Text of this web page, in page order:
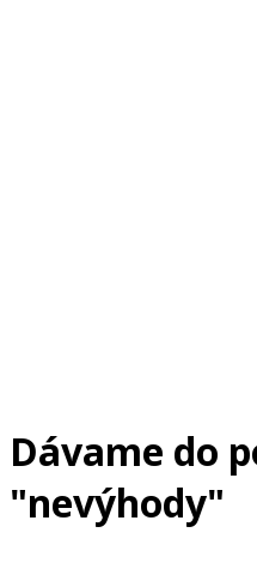
Dávame do
"nevýhody"